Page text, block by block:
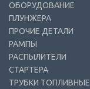
ОБОРУДОВАНИЕ
ПЛУНЖЕРА
ПРОЧИЕ ДЕТАЛИ
РАМПЫ
РАСПЫЛИТЕЛИ
СТАРТЕРА
ТРУБКИ ТОПЛИВНЫЕ